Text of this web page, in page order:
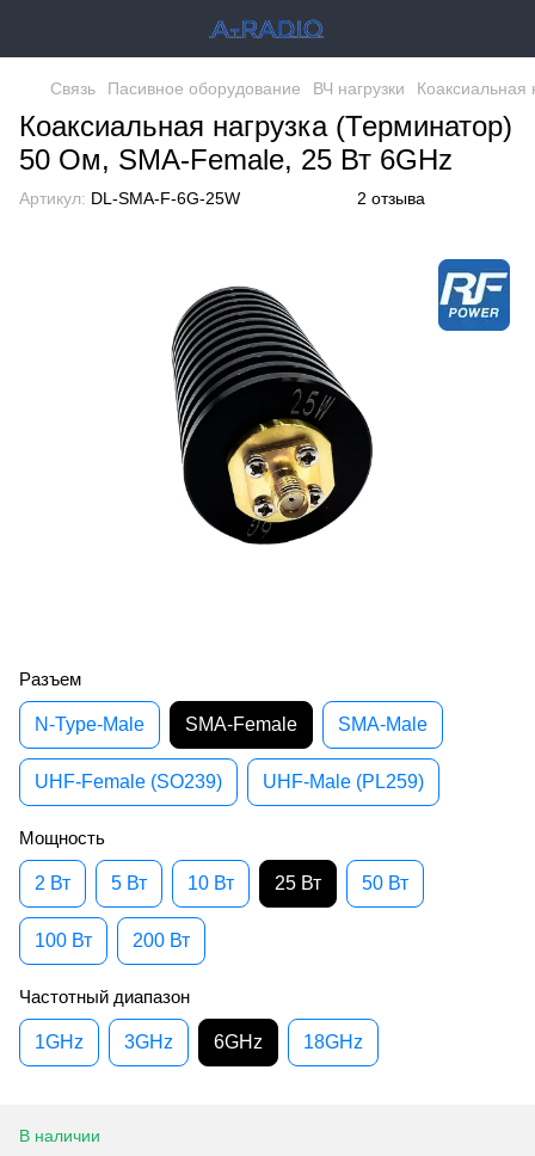
Связь Пасивное оборудование ВЧ нагрузки
Коаксиальная нагрузка (Терминатор)
50 Ом, SMA-Female, 25 Вт 6GHz
Артикул: DL-SMA-F-6G-25W 2 отзыва
Разъем
N-Type-Male SMA-Female SMA-Male
UHF-Female (SO239) UHF-Male (PL259)
Мощность
2 Вт 5 Вт 10 Вт 25 Вт 50 Вт
100 Вт 200 Вт
Частотный диапазон
1GHz 3GHz 6GHz 18GHz
В наличии